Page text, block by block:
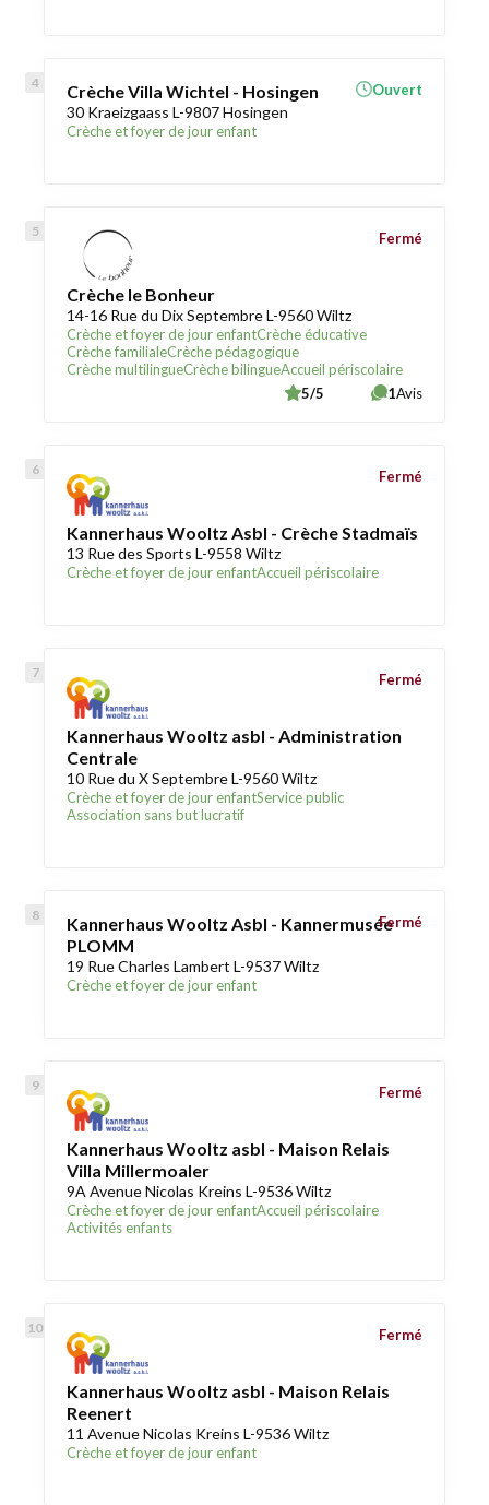
Crèche Villa Wichtel - Hosingen
30 Kraeizgaass L-9807 Hosingen
Crèche et foyer de jour enfant
Ouvert
Crèche le Bonheur
14-16 Rue du Dix Septembre L-9560 Wiltz
Crèche et foyer de jour enfantCrèche éducative
Crèche familialeCrèche pédagogique
Crèche multilingueCrèche bilingueAccueil périscolaire
Fermé
5/5 1Avis
Kannerhaus Wooltz Asbl - Crèche Stadmaïs
13 Rue des Sports L-9558 Wiltz
Crèche et foyer de jour enfantAccueil périscolaire
Fermé
Kannerhaus Wooltz asbl - Administration
Centrale
10 Rue du X Septembre L-9560 Wiltz
Crèche et foyer de jour enfantService public
Association sans but lucratif
Fermé
Kannerhaus Wooltz Asbl - Kannermusée
PLOMM
19 Rue Charles Lambert L-9537 Wiltz
Crèche et foyer de jour enfant
Fermé
Kannerhaus Wooltz asbl - Maison Relais
Villa Millermoaler
9A Avenue Nicolas Kreins L-9536 Wiltz
Crèche et foyer de jour enfantAccueil périscolaire
Activités enfants
Fermé
Kannerhaus Wooltz asbl - Maison Relais
Reenert
11 Avenue Nicolas Kreins L-9536 Wiltz
Crèche et foyer de jour enfant
Fermé